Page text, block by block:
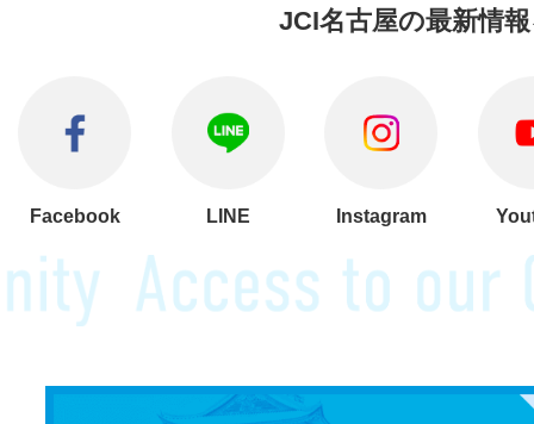
JCI名古屋の最新情
Facebook LINE Instagram